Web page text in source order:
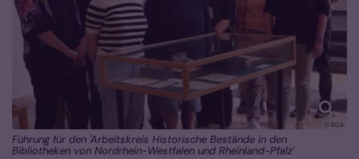
© BDA
Führung für den 'Arbeitskreis Historische Bestände in den
Bibliotheken von Nordrhein-Westfalen und Rheinland-Pfalz'